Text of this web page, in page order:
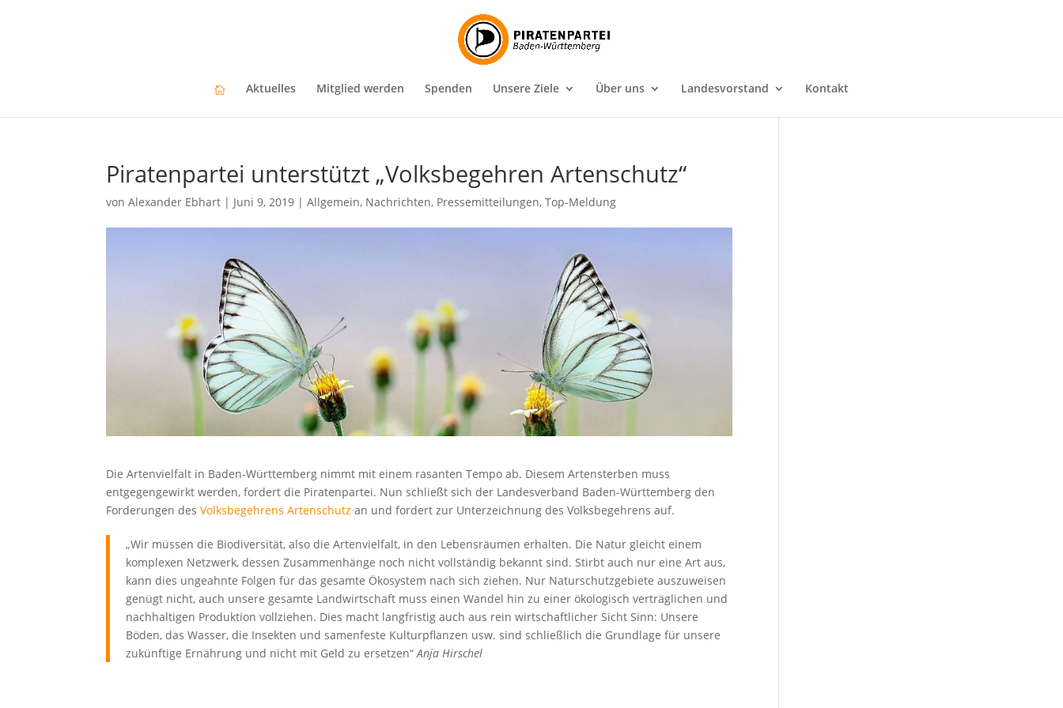
Aktuelles Mitglied werden Spenden Unsere Ziele Über uns Landesvorstand Kontakt
Piratenpartei unterstützt „Volksbegehren Artenschutz“
vonAlexander Ebhart | Juni 9, 2019 |Allgemein, Nachrichten, Pressemitteilungen,Top-Meldung
Die Artenvielfalt in Baden-Württemberg nimmt mit einem rasanten Tempo ab. Diesem Artensterben muss
entgegengewirkt werden, fordert die Piratenpartei. Nun schließt sich der Landesverband Baden-Württemberg den
Forderungen desVolksbegehrens Artenschutz an und fordert zur Unterzeichnung des Volksbegehrens auf.
„Wir müssen die Biodiversität, also die Artenvielfalt, in den Lebensräumen erhalten. Die Natur gleicht einem
komplexen Netzwerk, dessen Zusammenhänge noch nicht vollständig bekannt sind. Stirbt auch nur eine Art aus,
kann dies ungeahnte Folgen für das gesamte Ökosystem nach sich ziehen. Nur Naturschutzgebiete auszuweisen
genügt nicht, auch unsere gesamte Landwirtschaft muss einen Wandel hin zu einer ökologisch verträglichen und
nachhaltigen Produktion vollziehen. Dies macht langfristig auch aus rein wirtschaftlicher Sicht Sinn: Unsere
Böden, das Wasser, die Insekten und samenfeste Kulturpflanzen usw. sind schließlich die Grundlage für unsere
zukünftige Ernährung und nicht mit Geld zu ersetzen“Anja Hirschel